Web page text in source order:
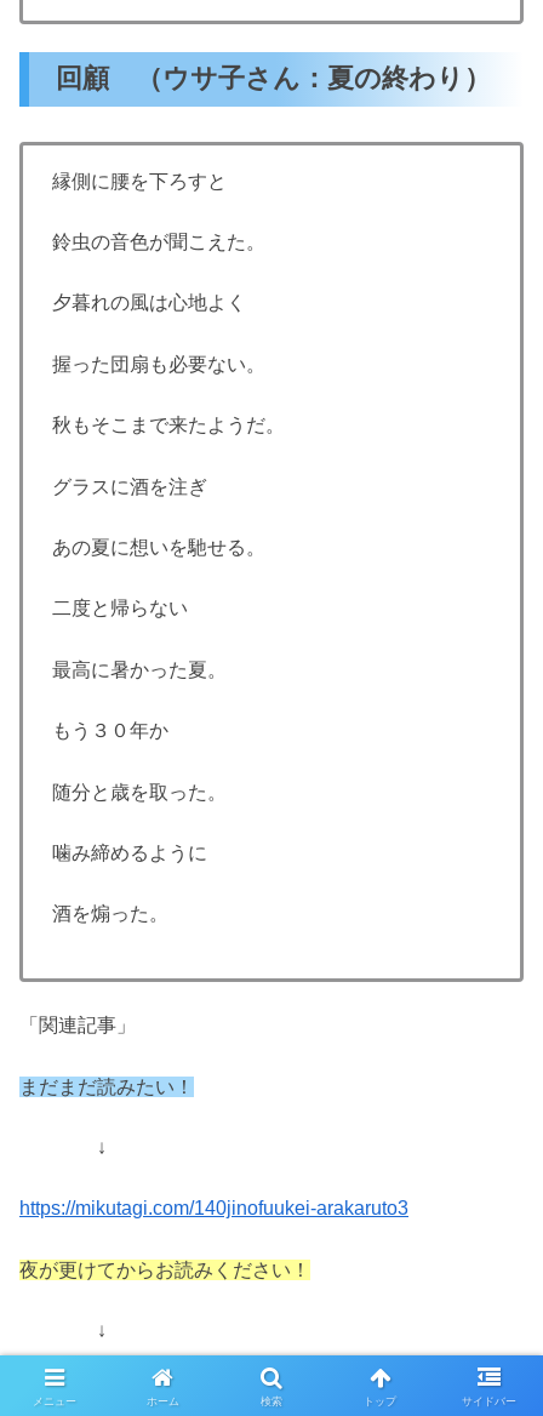
回顧 （ウサ子さん：夏の終わり）
縁側に腰を下ろすと
鈴虫の音色が聞こえた。
夕暮れの風は心地よく
握った団扇も必要ない。
秋もそこまで来たようだ。
グラスに酒を注ぎ
あの夏に想いを馳せる。
二度と帰らない
最高に暑かった夏。
もう３０年か
随分と歳を取った。
噛み締めるように
酒を煽った。
「関連記事」
まだまだ読みたい！
↓
https://mikutagi.com/140jinofuukei-arakaruto3
夜が更けてからお読みください！
↓
https://mikutagi.com/minishousetu-otonanohimegoto1
メニュー ホーム 検索 トップ サイドバー